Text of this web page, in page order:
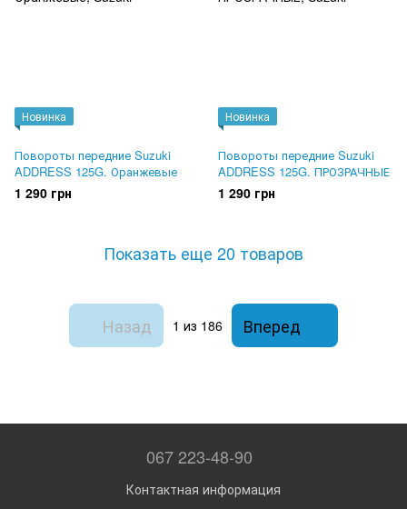
Новинка
Повороты передние Suzuki
ADDRESS 125G. Оранжевые
1 290 грн
Новинка
Повороты передние Suzuki
ADDRESS 125G. ПРОЗРАЧНЫЕ
1 290 грн
Показать еще 20 товаров
Назад 1 из 186 Вперед
067 223-48-90
Контактная информация